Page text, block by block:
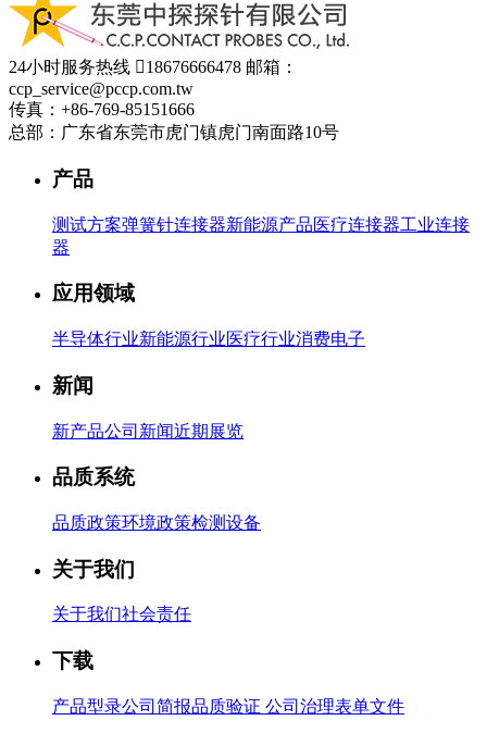
24小时服务热线 18676666478 邮箱：
ccp_service@pccp.com.tw
传真：+86-769-85151666
总部：广东省东莞市虎门镇虎门南面路10号
产品
测试方案弹簧针连接器新能源产品医疗连接器工业连接
器
应用领域
半导体行业新能源行业医疗行业消费电子
新闻
新产品公司新闻近期展览
品质系统
品质政策环境政策检测设备
关于我们
关于我们社会责任
下载
产品型录公司简报品质验证 公司治理表单文件